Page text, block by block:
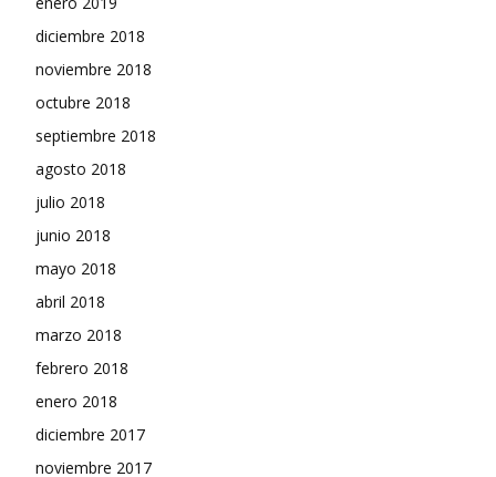
diciembre 2018
noviembre 2018
octubre 2018
septiembre 2018
agosto 2018
julio 2018
junio 2018
mayo 2018
abril 2018
marzo 2018
febrero 2018
enero 2018
diciembre 2017
noviembre 2017